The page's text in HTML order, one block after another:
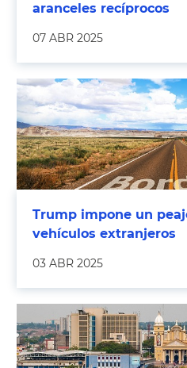
aranceles recíprocos
07 ABR 2025
Trump impone un
vehículos extranjeros
03 ABR 2025